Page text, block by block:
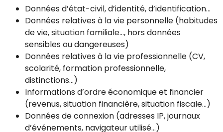
Données d’état-civil, d’identité, d’identification…
Données relatives à la vie personnelle (habitudes
de vie, situation familiale…, hors données
sensibles ou dangereuses)
Données relatives à la vie professionnelle (CV,
scolarité, formation professionnelle,
distinctions…)
Informations d’ordre économique et financier
(revenus, situation financière, situation fiscale…)
Données de connexion (adresses IP, journaux
d’événements, navigateur utilisé…)